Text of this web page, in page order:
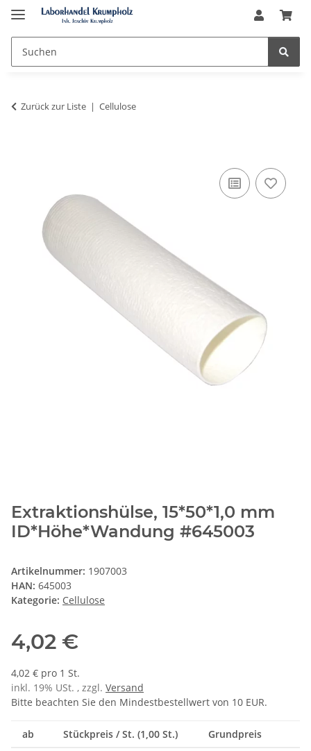
Zurück zur Liste Cellulose
Extraktionshülse, 15*50*1,0 mm
ID*Höhe*Wandung #645003
Artikelnummer: 1907003
HAN: 645003
Kategorie: Cellulose
4,02 €
4,02 € pro 1 St.
inkl. 19% USt. , zzgl. Versand
Bitte beachten Sie den Mindestbestellwert von 10 EUR.
ab Stückpreis / St. (1,00 St.) Grundpreis